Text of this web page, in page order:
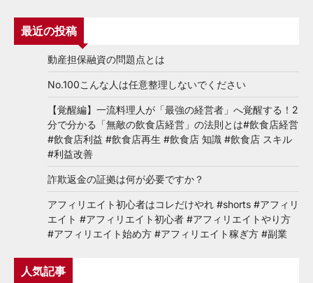
最近の投稿
動産担保融資の問題点とは
No.100こんな人は任意整理しないでください
【覚醒編】一流料理人が「最強の経営者」へ覚醒する！2
分で分かる「無敵の飲食店経営」の法則とは#飲食店経営
#飲食店利益 #飲食店再生 #飲食店 知識 #飲食店 スキル
#利益改善
詐欺返金の証拠は何が必要ですか？
アフィリエイト初心者はコレだけやれ #shorts #アフィリ
エイト #アフィリエイト初心者 #アフィリエイトやり方
#アフィリエイト始め方 #アフィリエイト稼ぎ方 #副業
人気記事